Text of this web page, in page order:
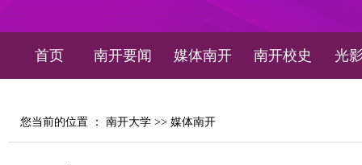
首页 南开要闻 媒体南开 南开校史 光
您当前的位置 ： 南开大学 >> 媒体南开